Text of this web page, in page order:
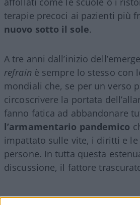
terapie precoci ai pazienti più
nuovo sotto il sole.
A tre anni dall’inizio
refrain è sempre lo stesso con
mondiali che, se per un verso
circoscrivere la portata
fanno fatica ad abbandonare
l’armamentario pandemico
impattato sulle vite, i diritti e
persone. In tutta questa
discussione, il fattore